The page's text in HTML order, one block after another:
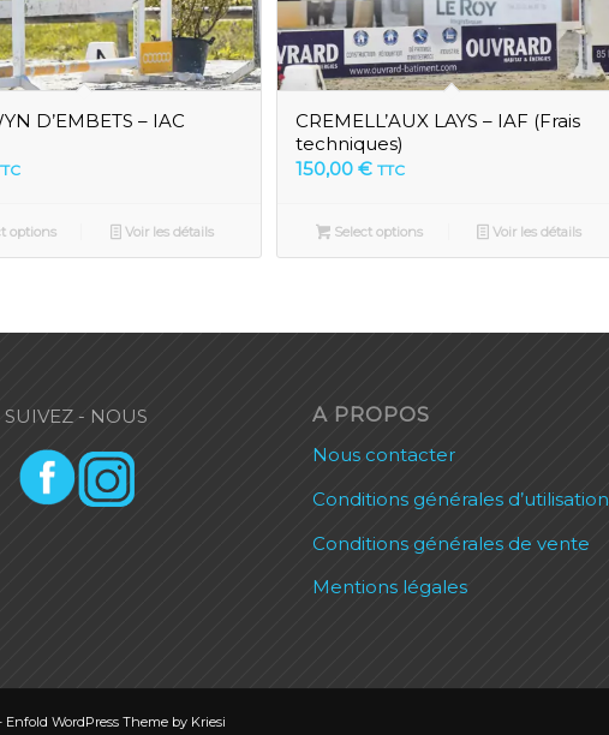
D’EMBETS – IAC
options Voir les détails
CREMELL’AUX LAYS – IAF (Frais
techniques)
150,00€ TTC
Select options Voir les détails
SUIVEZ - NOUS A PROPOS
Nous contacter
Conditions générales d’utilisation
Conditions générales de vente
Mentions légales
Enfold WordPress Theme by Kriesi